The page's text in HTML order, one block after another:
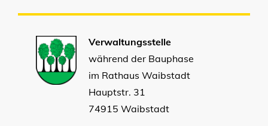
Verwaltungsstelle
während der Bauphase
im Rathaus Waibstadt
Hauptstr. 31
74915 Waibstadt